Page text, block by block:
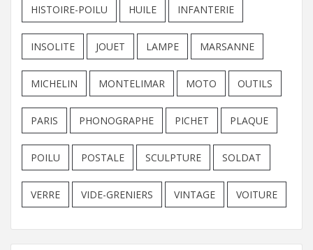
HISTOIRE-POILU HUILE INFANTERIE
INSOLITE JOUET LAMPE MARSANNE
MICHELIN MONTELIMAR MOTO OUTILS
PARIS PHONOGRAPHE PICHET PLAQUE
POILU POSTALE SCULPTURE SOLDAT
VERRE VIDE-GRENIERS VINTAGE VOITURE